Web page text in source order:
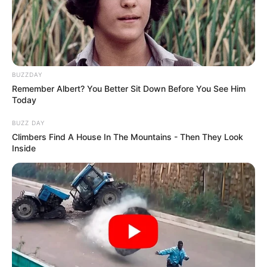
A vita időzítése sem véletlen. Az elmúlt időszakban
jelentősen változott a külföldi munkavállalók
foglalkoztatásának szabályozása, a kormány pedig
többször hangsúlyozta, hogy elsődleges cél a
BUZZDAY
Remember Albert? You Better Sit Down Before You See Him
Today
BUZZ DAY
Climbers Find A House In The Mountains - Then They Look
Inside